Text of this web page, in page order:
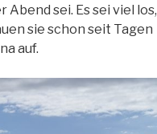
sei. Es sei viel los,
sie schon seit Tagen
auf.